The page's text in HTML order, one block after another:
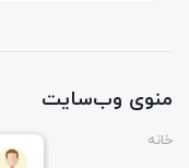
منوی وب‌سایت
خانه